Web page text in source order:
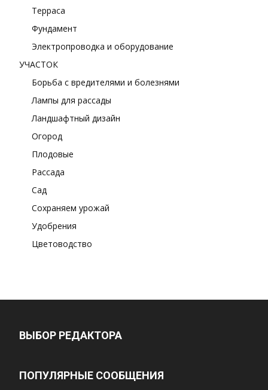
Терраса
Фундамент
Электропроводка и оборудование
УЧАСТОК
Борьба с вредителями и болезнями
Лампы для рассады
Ландшафтный дизайн
Огород
Плодовые
Рассада
Сад
Сохраняем урожай
Удобрения
Цветоводство
ВЫБОР РЕДАКТОРА
ПОПУЛЯРНЫЕ СООБЩЕНИЯ